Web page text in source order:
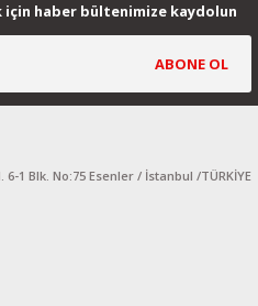
haber bültenimize kaydolun
ABONE OL
1 Blk. No:75 Esenler / İstanbul /TÜRKİYE